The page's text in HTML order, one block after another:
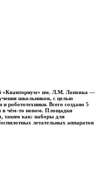
«Кванториум» им. Л.М. Лоповка —
школьников, с целью
робототехники. Всего создано 5
в чём-то новом. Площадки
таким как: наборы для
летательных аппаратов